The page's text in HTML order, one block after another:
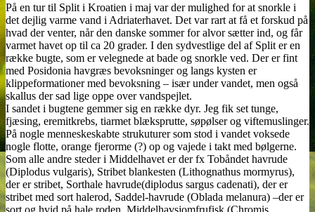
På en tur til Split i Kroatien i maj var der mulighed for at snorkle i
det dejlig varme vand i Adriaterhavet. Det var rart at få et forskud på
hvad der venter, når den danske sommer for alvor sætter ind, og får
varmet havet op til ca 20 grader. I den sydvestlige del af Split er en
række bugte, som er velegnede at bade og snorkle ved. Der er fint
med Posidonia havgræs bevoksninger og langs kysten er
klippeformationer med bevoksning – især under vandet, men også
skallus der sad lige oppe over vandspejlet.
I sandet i bugtene gemmer sig en række dyr. Jeg fik set tunge,
fjæsing, eremitkrebs, tiarmet blæksprutte, søpølser og viftemuslinger.
På nogle menneskeskabte strukuturer som stod i vandet voksede
nogle flotte, orange fjerorme (?) op og vajede i takt med bølgerne.
Som alle andre steder i Middelhavet er der fx Tobåndet havrude
(Diplodus vulgaris), Stribet blankesten (Lithognathus mormyrus),
der er stribet, Sorthale havrude(diplodus sargus cadenati), der er
stribet med sort halerod, Saddel-havrude (Oblada melanura) –der er
sort og hvid på hale roden, Middelhavsjomfrufisk (Chromis